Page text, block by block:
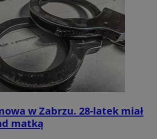
w Zabrzu. 28-latek miał
matką